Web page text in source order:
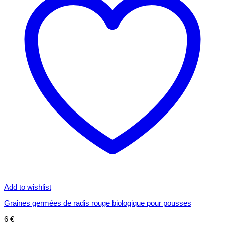
Add to wishlist
Graines germées de radis rouge biologique pour pousses
6 €